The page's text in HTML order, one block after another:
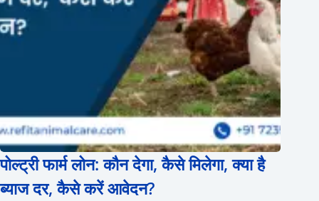
पोल्ट्री फार्म लोन: कौन देगा, कैसे मिलेगा, क्या है
ब्याज दर, कैसे करें आवेदन?